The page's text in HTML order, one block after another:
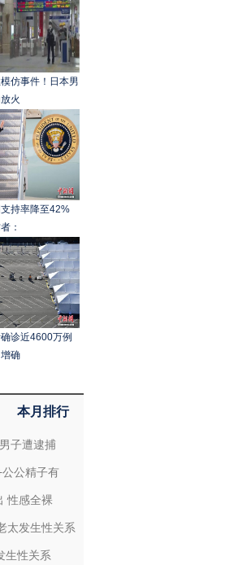
仿事件！日本男
火
持率降至42%
：
诊近4600万例
确
本月排行
子遭逮捕
公精子有
性感全裸
太发生性关系
生性关系